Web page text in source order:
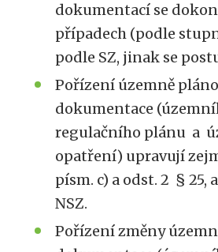
dokumentací se
případech (podle
podle SZ, jinak se
Pořízení územně
dokumentace
regulačního plánu a
opatření) upravují
písm. c) a odst. 2 § 25,
NSZ.
Pořízení změny